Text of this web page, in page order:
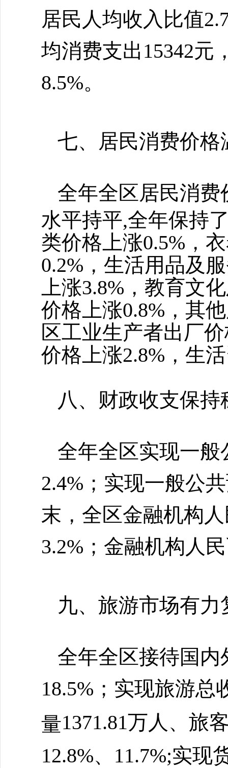
居民人均收入比值
均消费支出15342元
8.5%。
七、居民消费价
全年全区居民消
水平持平,全年保持
类价格上涨0.5%，
0.2%，生活用品及
上涨3.8%，教育文
价格上涨0.8%，其
区工业生产者出厂
价格上涨2.8%，生
八、财政收支保
全年全区实现一般
2.4%；实现一般公
末，全区金融机构
3.2%；金融机构人
九、旅游市场有
全年全区接待国内
18.5%；实现旅游总
量1371.81万人、旅
12.8%、11.7%;实现